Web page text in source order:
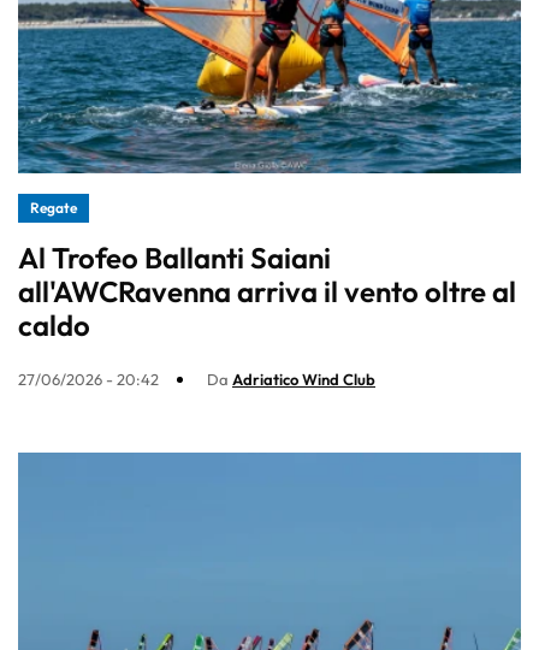
Regate
Al Trofeo Ballanti Saiani
all'AWCRavenna arriva il vento oltre al
caldo
27/06/2026 - 20:42 Da Adriatico Wind Club